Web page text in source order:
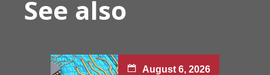
See also
August 6, 2026